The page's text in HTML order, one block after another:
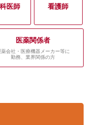
医師 看護師
医薬関係者
会社・医療機器メーカー等に
勤務、業界関係の方